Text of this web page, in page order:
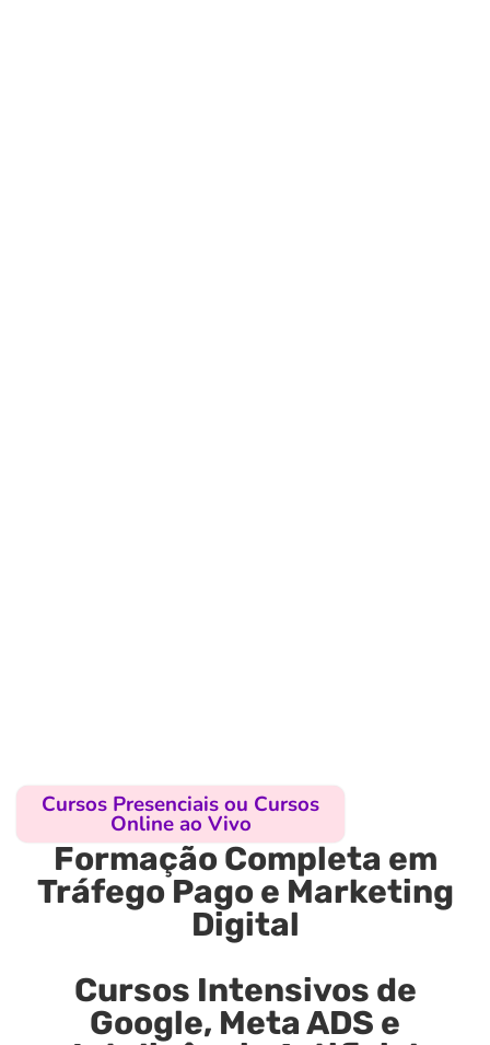
Cursos Presenciais ou Cursos
Online ao Vivo
Formação Completa em
Tráfego Pago e Marketing
Digital
Cursos Intensivos de
Google, Meta ADS e